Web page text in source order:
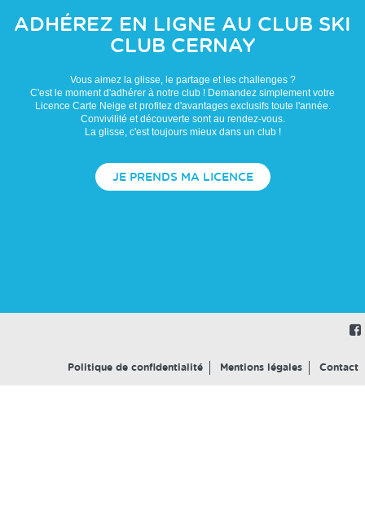
ADHÉREZ EN LIGNE AU CLUB SKI
CLUB CERNAY
Vous aimez la glisse, le partage et les challenges ?
C'est le moment d'adhérer à notre club ! Demandez simplement votre
Licence Carte Neige et profitez d'avantages exclusifs toute l'année.
Convivilité et découverte sont au rendez-vous.
La glisse, c'est toujours mieux dans un club !
JE PRENDS MA LICENCE
Politique de confidentialité Mentions légales Contact